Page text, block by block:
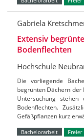
Gabriela
Extensiv
Bodenflechten
Hochschule
Die vorliegende
begrünten Dächern der
Untersuchung
Bodenflechten.
Gefäßpflanzen kurz
Bachelorarbeit Freier